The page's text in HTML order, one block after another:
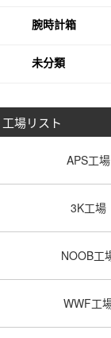
腕時計箱
未分類
工場リスト
APS工場
3K工場
NOOB工
WWF工